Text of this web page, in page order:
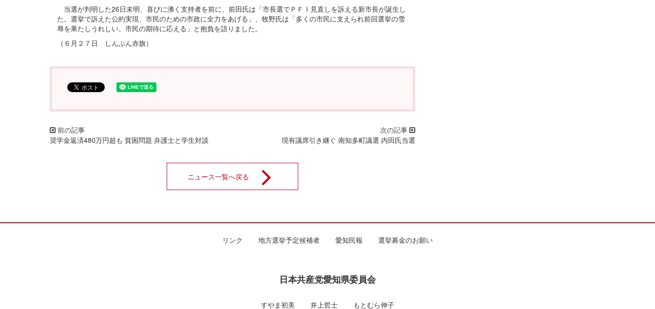
当選が判明した26日未明、喜びに沸く支持者を前に、前田氏は「市長選でＰＦＩ見直しを訴える新市長が誕生し
た。選挙で訴えた公約実現、市民のための市政に全力をあげる」、牧野氏は「多くの市民に支えられ前回選挙の雪
辱を果たしうれしい。市民の期待に応える」と抱負を語りました。
（６月２７日 しんぶん赤旗）
奨学金返済480万円超も 貧困問題 弁護士と学生対談 現有議席引き継ぐ 南知多町議選 内田氏当選
ニュース一覧へ戻る
リンク 地方選挙予定候補者 愛知民報 選挙募金のお願い
日本共産党愛知県委員会
すやま初美 井上哲士 もとむら伸子